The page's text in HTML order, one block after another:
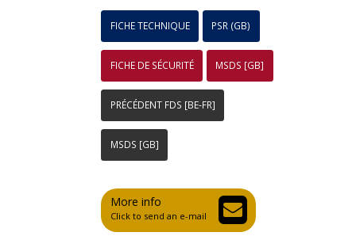
FICHE TECHNIQUE PSR (GB)
FICHE DE SÉCURITÉ MSDS [GB]
PRÉCÉDENT FDS [BE-FR]
MSDS [GB]
More info
Click to send an e-mail